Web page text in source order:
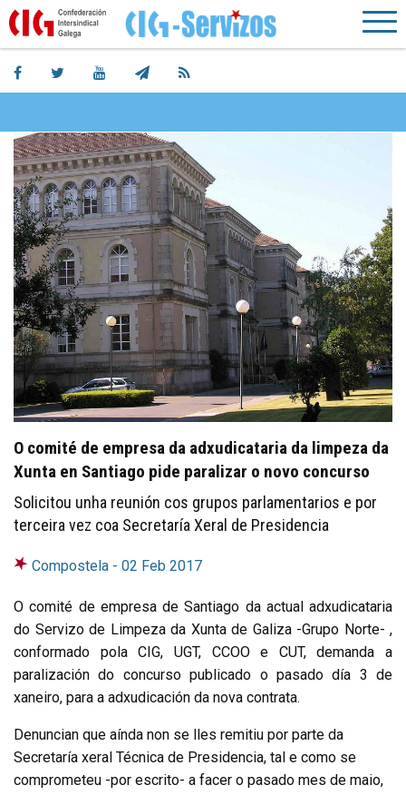
O comité de empresa da adxudicataria da limpeza da
Xunta en Santiago pide paralizar o novo concurso
Solicitou unha reunión cos grupos parlamentarios e por
terceira vez coa Secretaría Xeral de Presidencia
Compostela - 02 Feb 2017
O comité de empresa de Santiago da actual adxudicataria
do Servizo de Limpeza da Xunta de Galiza -Grupo Norte- ,
conformado pola CIG, UGT, CCOO e CUT, demanda a
paralización do concurso publicado o pasado día 3 de
xaneiro, para a adxudicación da nova contrata.
Denuncian que aínda non se lles remitiu por parte da
Secretaría xeral Técnica de Presidencia, tal e como se
comprometeu -por escrito- a facer o pasado mes de maio,